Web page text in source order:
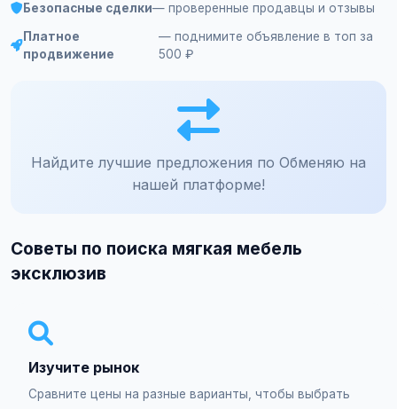
Безопасные сделки— проверенные продавцы и отзывы
Платное
продвижение
— поднимите объявление в топ за
500 ₽
Найдите лучшие предложения по Обменяю на
нашей платформе!
Советы по поиска мягкая мебель
эксклюзив
Изучите рынок
Сравните цены на разные варианты, чтобы выбрать